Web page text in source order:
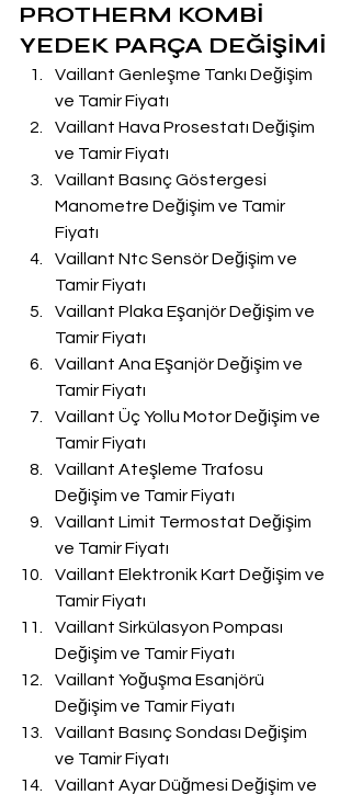
PROTHERM KOMBİ
YEDEK PARÇA DEĞİŞİMİ
Vaillant Genleşme Tankı Değişim
ve Tamir Fiyatı
Vaillant Hava Prosestatı Değişim
ve Tamir Fiyatı
Vaillant Basınç Göstergesi
Manometre Değişim ve Tamir
Fiyatı
Vaillant Ntc Sensör Değişim ve
Tamir Fiyatı
Vaillant Plaka Eşanjör Değişim ve
Tamir Fiyatı
Vaillant Ana Eşanjör Değişim ve
Tamir Fiyatı
Vaillant Üç Yollu Motor Değişim ve
Tamir Fiyatı
Vaillant Ateşleme Trafosu
Değişim ve Tamir Fiyatı
Vaillant Limit Termostat Değişim
ve Tamir Fiyatı
Vaillant Elektronik Kart Değişim ve
Tamir Fiyatı
Vaillant Sirkülasyon Pompası
Değişim ve Tamir Fiyatı
Vaillant Yoğuşma Esanjörü
Değişim ve Tamir Fiyatı
Vaillant Basınç Sondası Değişim
ve Tamir Fiyatı
Vaillant Ayar Düğmesi Değişim ve